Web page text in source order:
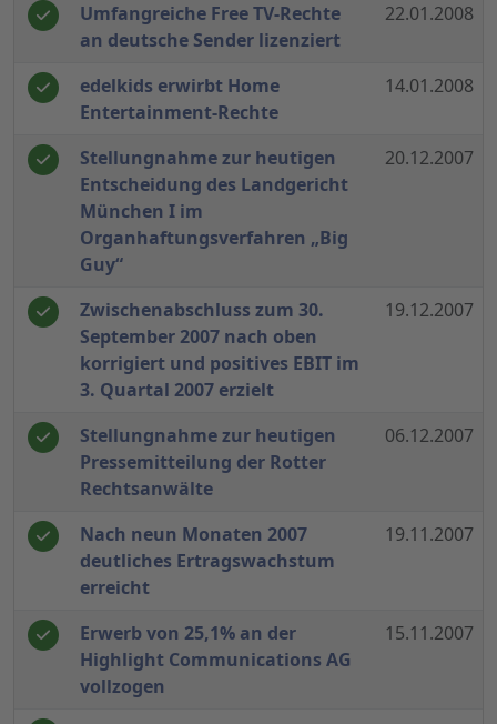
Umfangreiche Free TV-Rechte
an deutsche Sender lizenziert
22.01.2008
edelkids erwirbt Home
Entertainment-Rechte
14.01.2008
Stellungnahme zur heutigen
Entscheidung des Landgericht
München I im
Organhaftungsverfahren „Big
Guy“
20.12.2007
Zwischenabschluss zum 30.
September 2007 nach oben
korrigiert und positives EBIT im
3. Quartal 2007 erzielt
19.12.2007
Stellungnahme zur heutigen
Pressemitteilung der Rotter
Rechtsanwälte
06.12.2007
Nach neun Monaten 2007
deutliches Ertragswachstum
erreicht
19.11.2007
Erwerb von 25,1% an der
Highlight Communications AG
vollzogen
15.11.2007